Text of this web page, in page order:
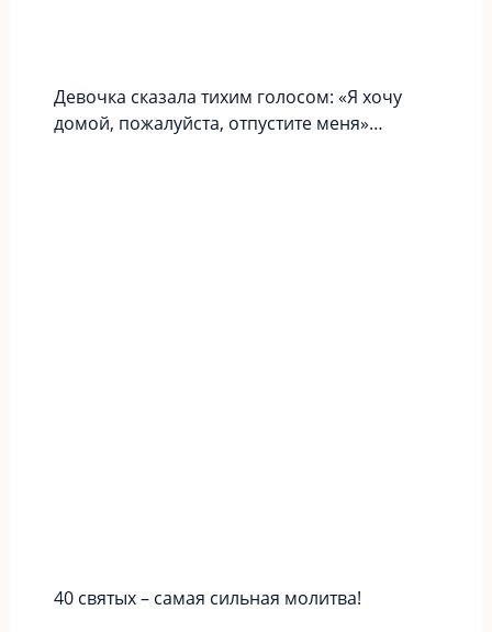
Девочка сказала тихим голосом: «Я хочу
домой, пожалуйста, отпустите меня»…
40 святых – самая сильная молитва!